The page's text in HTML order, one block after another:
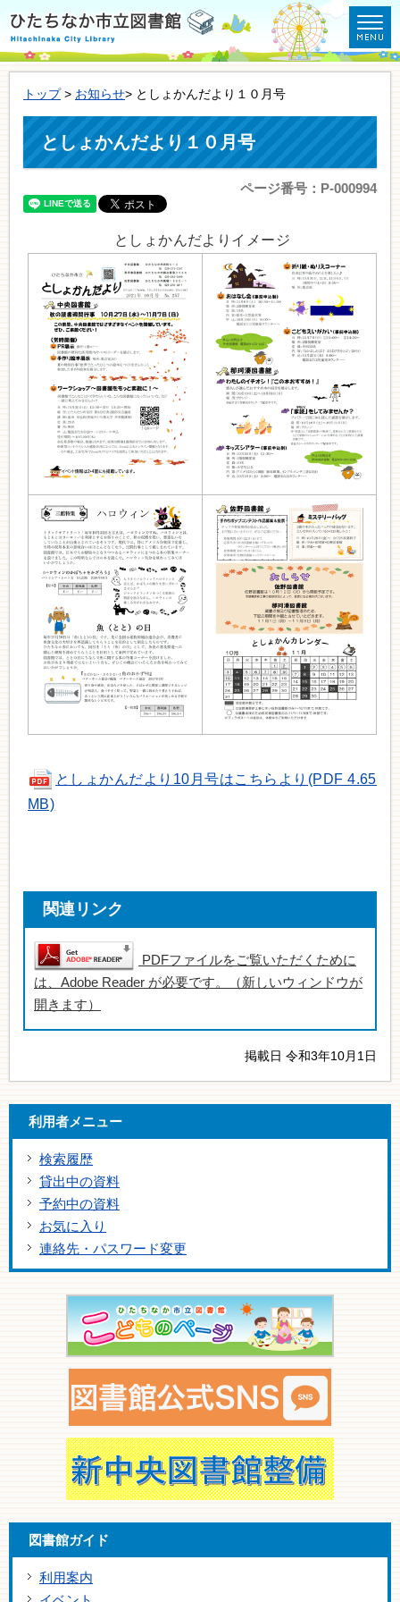
トップ> お知らせ> としょかんだより１０月号
としょかんだより１０月号
ページ番号：P-000994
としょかんだよりイメージ
としょかんだより10月号はこちらより(PDF 4.65
MB)
関連リンク
PDFファイルをご覧いただくために
は、Adobe Reader が必要です。（新しいウィンドウが
開きます）
掲載日 令和3年10月1日
利用者メニュー
検索履歴
貸出中の資料
予約中の資料
お気に入り
連絡先・パスワード変更
図書館ガイド
利用案内